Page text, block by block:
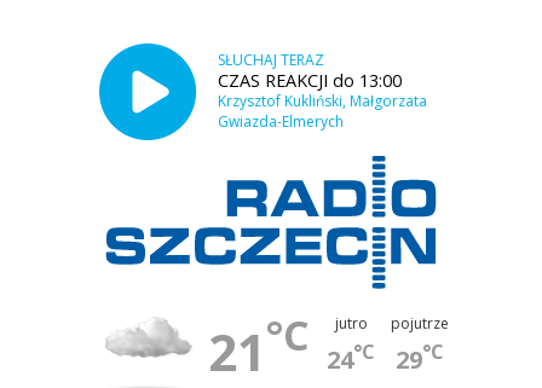
SŁUCHAJ TERAZ
CZAS REAKCJI do 13:00
Krzysztof Kukliński, Małgorzata
Gwiazda-Elmerych
21°C jutro
24°C
pojutrze
29°C